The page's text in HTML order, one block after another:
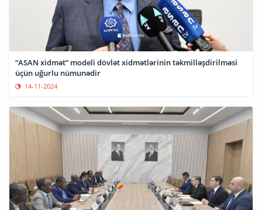
“ASAN xidmət” modeli dövlət xidmətlərinin təkmilləşdirilməsi
üçün uğurlu nümunədir
14-11-2024